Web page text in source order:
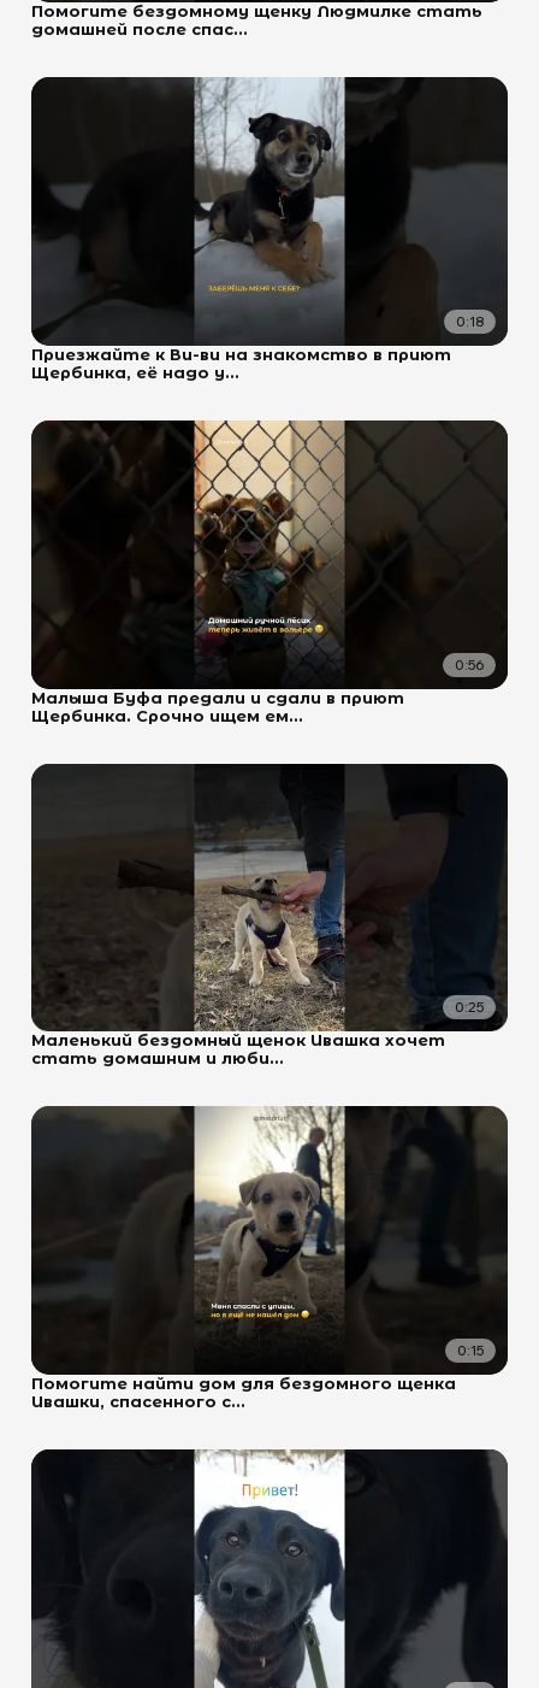
Помогите бездомному щенку Людмилке стать
домашней после спас...
0:18
Приезжайте к Ви-ви на знакомство в приют
Щербинка, её надо у...
0:56
Малыша Буфа предали и сдали в приют
Щербинка. Срочно ищем ем...
0:25
Маленький бездомный щенок Ивашка хочет
стать домашним и люби...
0:15
Помогите найти дом для бездомного щенка
Ивашки, спасенного с...